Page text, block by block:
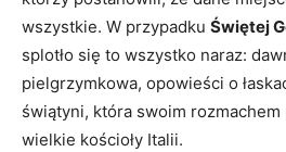
wszystkie. W przypadku Świętej
splotło się to wszystko naraz:
pielgrzymkowa, opowieści o
świątyni, która swoim rozmachem
wielkie kościoły Italii.